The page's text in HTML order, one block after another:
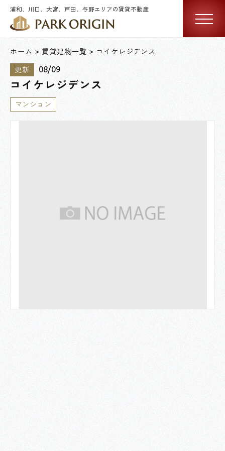
浦和、川口、大宮、戸田、与野エリアの賃貸不動産
ホーム 賃貸建物一覧 コイケレジデンス
更新 08/09
コイケレジデンス
マンション